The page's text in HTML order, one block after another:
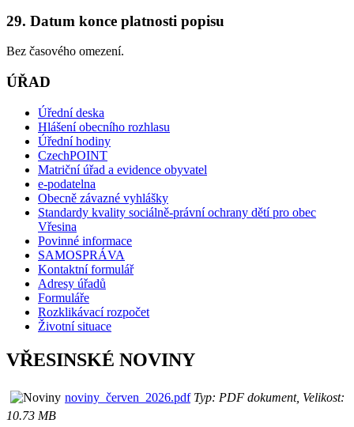
29. Datum konce platnosti popisu
Bez časového omezení.
ÚŘAD
Úřední deska
Hlášení obecního rozhlasu
Úřední hodiny
CzechPOINT
Matriční úřad a evidence obyvatel
e-podatelna
Obecně závazné vyhlášky
Standardy kvality sociálně-právní ochrany dětí pro obec
Vřesina
Povinné informace
SAMOSPRÁVA
Kontaktní formulář
Adresy úřadů
Formuláře
Rozklikávací rozpočet
Životní situace
VŘESINSKÉ NOVINY
noviny_červen_2026.pdfTyp: PDF dokument, Velikost:
10.73 MB